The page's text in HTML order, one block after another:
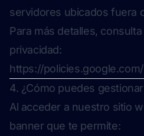
servidores ubicados fuera
Para más detalles,
privacidad:
https://
4. ¿Cómo puedes
Al acceder a nuestro sitio
banner que te permite: